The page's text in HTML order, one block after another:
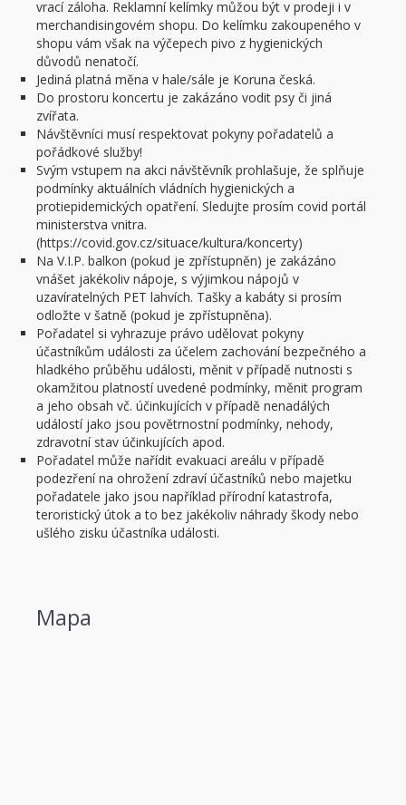
vrací záloha. Reklamní kelímky můžou být v prodeji i v
merchandisingovém shopu. Do kelímku zakoupeného v
shopu vám však na výčepech pivo z hygienických
důvodů nenatočí.
Jediná platná měna v hale/sále je Koruna česká.
Do prostoru koncertu je zakázáno vodit psy či jiná
zvířata.
Návštěvníci musí respektovat pokyny pořadatelů a
pořádkové služby!
Svým vstupem na akci návštěvník prohlašuje, že splňuje
podmínky aktuálních vládních hygienických a
protiepidemických opatření. Sledujte prosím covid portál
ministerstva vnitra.
(https://covid.gov.cz/situace/kultura/koncerty)
Na V.I.P. balkon (pokud je zpřístupněn) je zakázáno
vnášet jakékoliv nápoje, s výjimkou nápojů v
uzavíratelných PET lahvích. Tašky a kabáty si prosím
odložte v šatně (pokud je zpřístupněna).
Pořadatel si vyhrazuje právo udělovat pokyny
účastníkům události za účelem zachování bezpečného a
hladkého průběhu události, měnit v případě nutnosti s
okamžitou platností uvedené podmínky, měnit program
a jeho obsah vč. účinkujících v případě nenadálých
událostí jako jsou povětrnostní podmínky, nehody,
zdravotní stav účinkujících apod.
Pořadatel může nařídit evakuaci areálu v případě
podezření na ohrožení zdraví účastníků nebo majetku
pořadatele jako jsou například přírodní katastrofa,
teroristický útok a to bez jakékoliv náhrady škody nebo
ušlého zisku účastníka události.
Mapa